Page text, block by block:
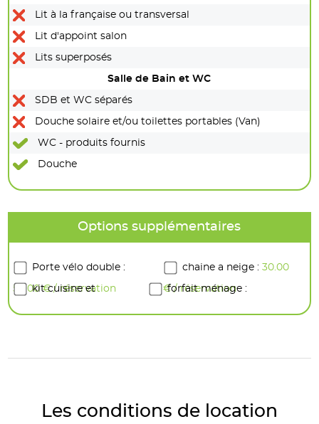
Lit à la française ou transversal
Lit d'appoint salon
Lits superposés
Salle de Bain et WC
SDB et WC séparés
Douche solaire et/ou toilettes portables (Van)
WC - produits fournis
Douche
Options supplémentaires
Porte vélo double :
50.00 € / réservation
chaine a neige : 30.00
€ / réservation
kit cuisine et
vaisselles :
forfait ménage :
Les conditions de location